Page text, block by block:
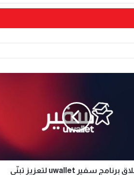
إطلاق برنامج سفير uwallet لتعزيز تبنّي